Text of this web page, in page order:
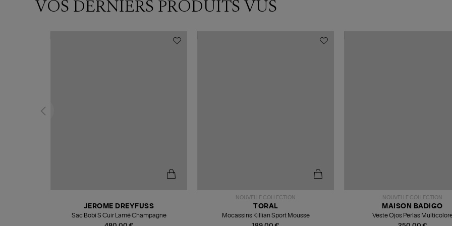
VOS DERNIERS PRODUITS VUS
JEROME DREYFUSS
Sac Bobi S Cuir Lamé Champagne
NOUVELLE COLLECTION
TORAL
Mocassins Killian Sport Mousse
NOUVELLE COLLECTION
MAISON BADIGO
Veste Ojos Perlas